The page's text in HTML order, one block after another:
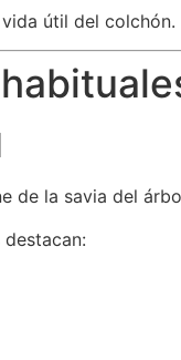
útil del colchón.
de la savia del